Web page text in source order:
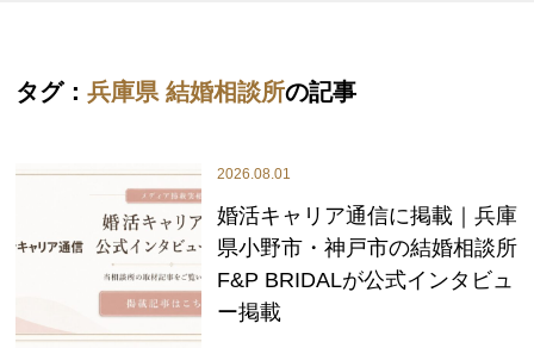
タグ：兵庫県 結婚相談所の記事
2026.08.01
婚活キャリア通信に掲載｜兵庫
県小野市・神戸市の結婚相談所
F&P BRIDALが公式インタビュ
ー掲載